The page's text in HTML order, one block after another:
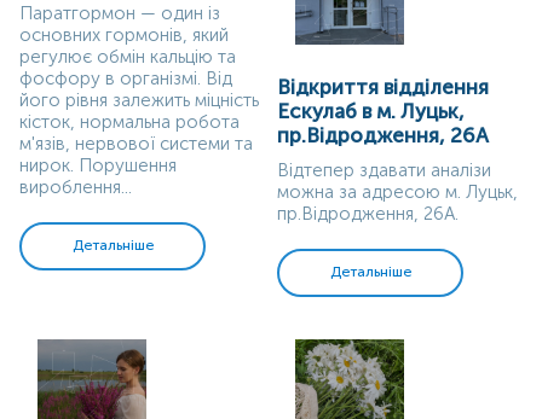
Паратгормон — один із
основних гормонів, який
регулює обмін кальцію та
фосфору в організмі. Від
його рівня залежить міцність
кісток, нормальна робота
м'язів, нервової системи та
нирок. Порушення
вироблення...
Детальніше
Відкриття відділення
Ескулаб в м. Луцьк,
пр.Відродження, 26А
Відтепер здавати аналізи
можна за адресою м. Луцьк,
пр.Відродження, 26А.
Детальніше